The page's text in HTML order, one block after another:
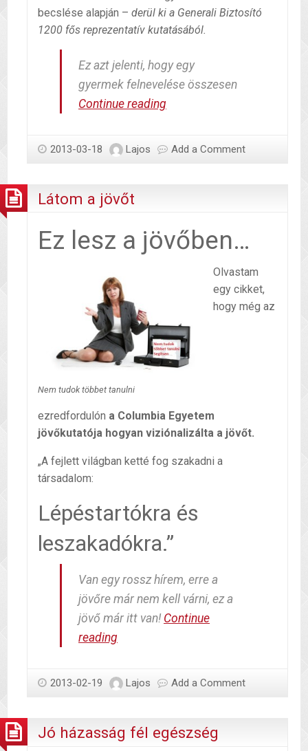
becslése alapján – derül ki a Generali Biztosító
1200 fős reprezentatív kutatásából.
Ez azt jelenti, hogy egy
gyermek felnevelése összesen
Continue reading
2013-03-18 Lajos Add a Comment
Látom a jövőt
Ez lesz a jövőben…
Nem tudok többet tanulni
Olvastam
egy cikket,
hogy még az
ezredfordulón a Columbia Egyetem
jövőkutatója hogyan viziónalizálta a jövőt.
„A fejlett világban ketté fog szakadni a
társadalom:
Lépéstartókra és
leszakadókra.”
Van egy rossz hírem, erre a
jövőre már nem kell várni, ez a
jövő már itt van! Continue
reading
jövőt
2013-02-19 Lajos Add a Comment
Jó házasság fél egészség